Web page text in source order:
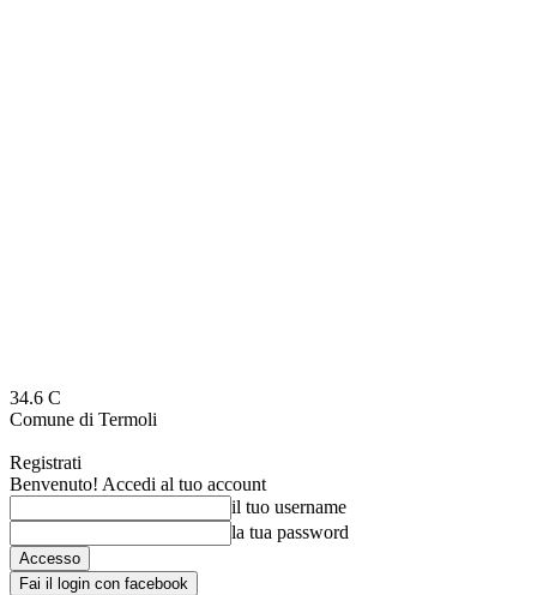
34.6 C
Comune di Termoli
Registrati
Benvenuto! Accedi al tuo account
il tuo username
la tua password
Fai il login con facebook